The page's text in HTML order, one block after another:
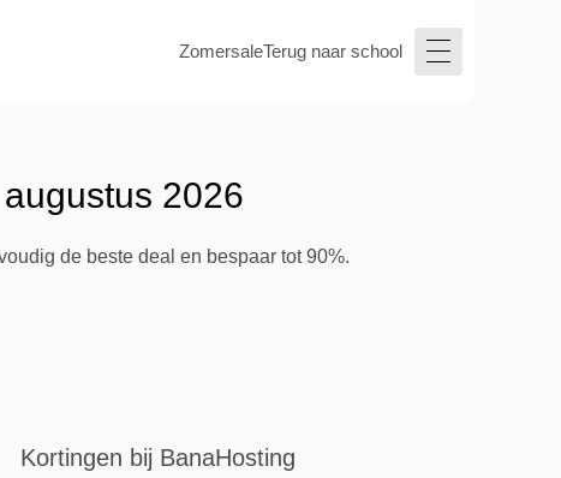
ZomersaleTerug naar school
2026
de beste deal en bespaar tot 90%.
Kortingen bij BanaHosting